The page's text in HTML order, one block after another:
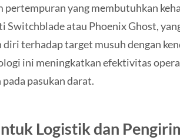
pertempuran yang membutuhkan
Switchblade atau Phoenix Ghost,
diri terhadap target musuh dengan
ini meningkatkan efektivitas
pasukan darat.
Logistik dan